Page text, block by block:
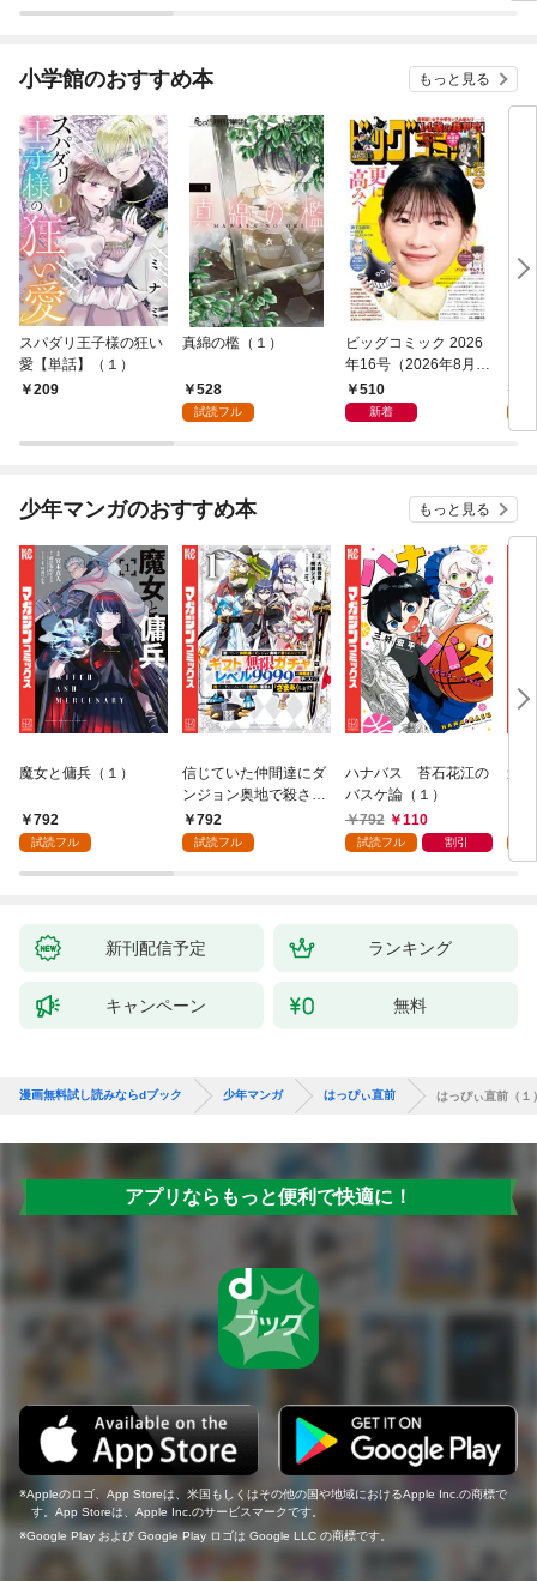
小学館のおすすめ本 もっと見る
スパダリ王子様の狂い
愛【単話】（１）
209
真綿の檻（１）
528
試読フル
ビッグコミック 2026
年16号（2026年8月7
日発売）
510
新着
少年マンガのおすすめ本 もっと見る
魔女と傭兵（１）
792
試読フル
信じていた仲間達にダ
ンジョン奥地で殺され
かけたがギフト『無限
ガチャ』でレベル９９
（１）
792
試読フル
ハナバス 苔石花江の
バスケ論（１）
792
110
試読フル 割引
追
強
～
新刊配信予定 ランキング
キャンペーン 無料
漫画無料試し読みならdブック 少年マンガ はっぴぃ直前 はっぴぃ直前（１
アプリならもっと便利で快適に！
Appleのロゴ、App Storeは、米国もしくはその他の国や地域におけるApple Inc.の商標で
す。App Storeは、Apple Inc.のサービスマークです。
Google Play および Google Play ロゴは Google LLC の商標です。